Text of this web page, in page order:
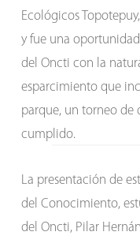
Ecológicos
y fue una
del Oncti con la
esparcimiento que
parque, un torneo de
cumplido.
La presentación de
del Conocimiento,
del Oncti, Pilar